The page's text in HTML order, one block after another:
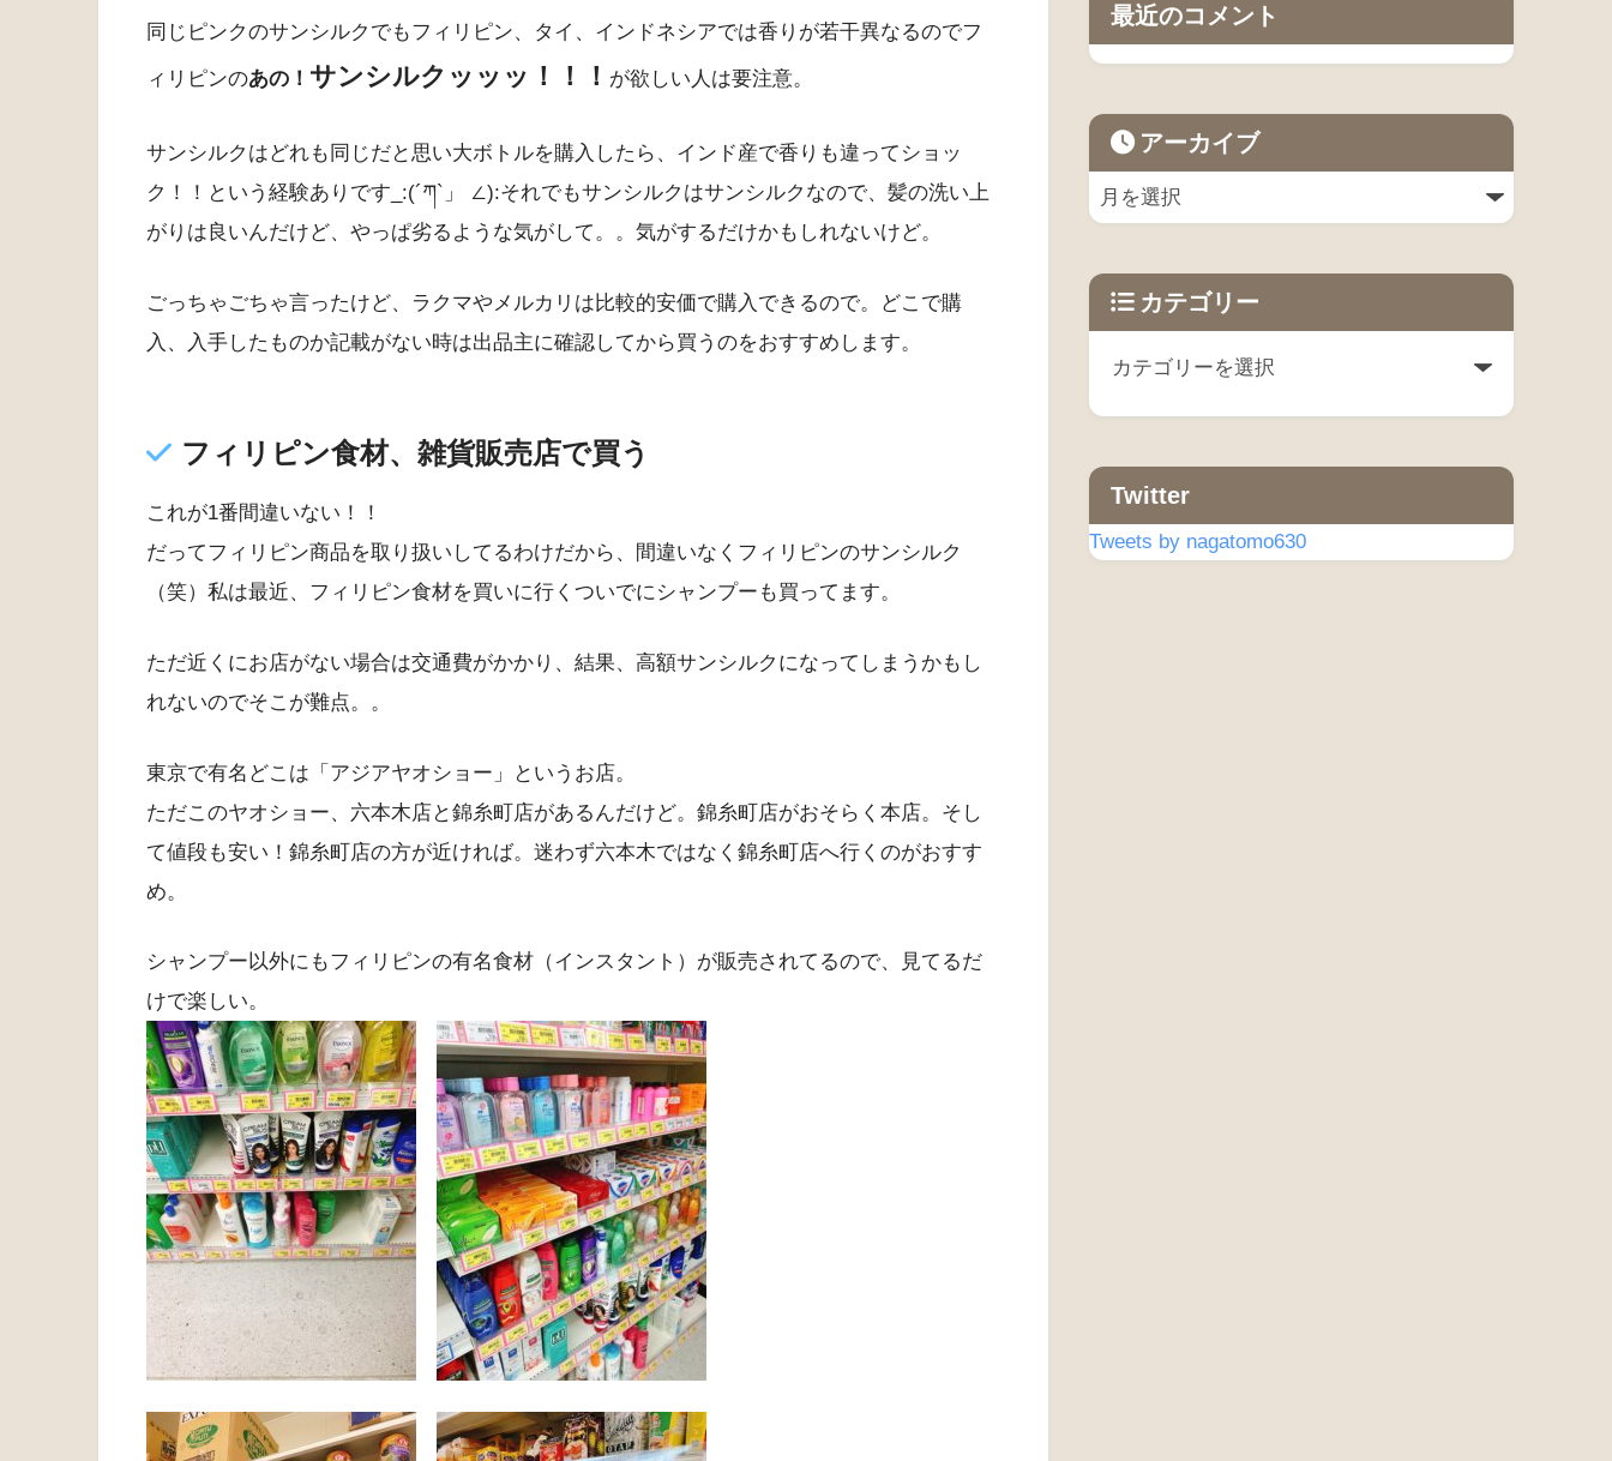
同じピンクのサンシルクでもフィリピン、タイ、インドネシアでは香りが若干異なるのでフ
ィリピンのあの！ サンシルクッッッ！！！ が欲しい人は要注意。
サンシルクはどれも同じだと思い大ボトルを購入したら、インド産で香りも違ってショッ
ク！！という経験ありです_:(´ཀ`」 ∠):それでもサンシルクはサンシルクなので、髪の洗い上
がりは良いんだけど、やっぱ劣るような気がして。。気がするだけかもしれないけど。
ごっちゃごちゃ言ったけど、ラクマやメルカリは比較的安価で購入できるので。どこで購
入、入手したものか記載がない時は出品主に確認してから買うのをおすすめします。
フィリピン食材、雑貨販売店で買う
これが1番間違いない！！
だってフィリピン商品を取り扱いしてるわけだから、間違いなくフィリピンのサンシルク
（笑）私は最近、フィリピン食材を買いに行くついでにシャンプーも買ってます。
ただ近くにお店がない場合は交通費がかかり、結果、高額サンシルクになってしまうかもし
れないのでそこが難点。。
東京で有名どこは「アジアヤオショー」というお店。
ただこのヤオショー、六本木店と錦糸町店があるんだけど。錦糸町店がおそらく本店。そし
て値段も安い！錦糸町店の方が近ければ。迷わず六本木ではなく錦糸町店へ行くのがおすす
め。
シャンプー以外にもフィリピンの有名食材（インスタント）が販売されてるので、見てるだ
けで楽しい。
最近のコメント
アーカイブ
カテゴリー
Twitter
Tweets by nagatomo630